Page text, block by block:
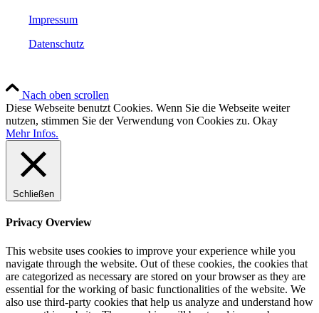
Impressum
Datenschutz
Nach oben scrollen
Diese Webseite benutzt Cookies. Wenn Sie die Webseite weiter
nutzen, stimmen Sie der Verwendung von Cookies zu. Okay
Mehr Infos.
Schließen
Privacy Overview
This website uses cookies to improve your experience while you
navigate through the website. Out of these cookies, the cookies that
are categorized as necessary are stored on your browser as they are
essential for the working of basic functionalities of the website. We
also use third-party cookies that help us analyze and understand how